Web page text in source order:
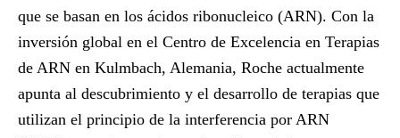
que se basan en los ácidos ribonucleico (ARN). Con la
inversión global en el Centro de Excelencia en Terapias
de ARN en Kulmbach, Alemania, Roche actualmente
apunta al descubrimiento y el desarrollo de terapias que
utilizan el principio de la interferencia por ARN